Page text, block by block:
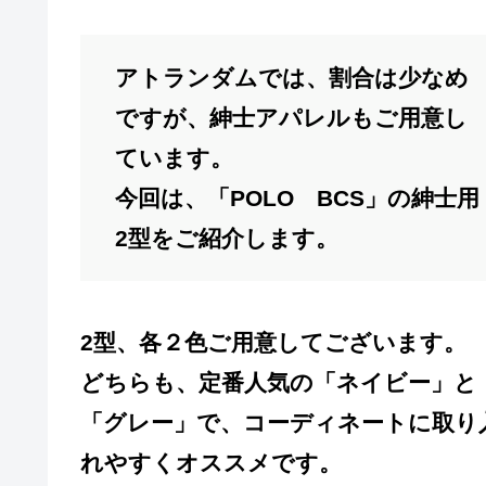
アトランダムでは、割合は少なめ
ですが、紳士アパレルもご用意し
ています。
今回は、「POLO BCS」の紳士用
2型をご紹介します。
2型、各２色ご用意してございます。
どちらも、定番人気の「ネイビー」と
「グレー」で、コーディネートに取り
れやすくオススメです。